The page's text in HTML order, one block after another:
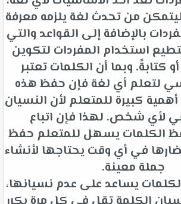
من تحدث لغة يلزمه معرفة
بالإضافة إلى القواعد والتي
استخدام المفردات لتكوين
كتابةً. وبما أن الكلمات تعتبر
لتعلم أي لغة فإن حفظ هذه
كبيرة للمتعلم لأن النسيان
لأي شخص. لهذا فإن اتباع
الكلمات يسهل للمتعلم حفظ
في أي وقت يحتاجها لأنشاء
جملة معينة.
يساعد على عدم نسيانها،